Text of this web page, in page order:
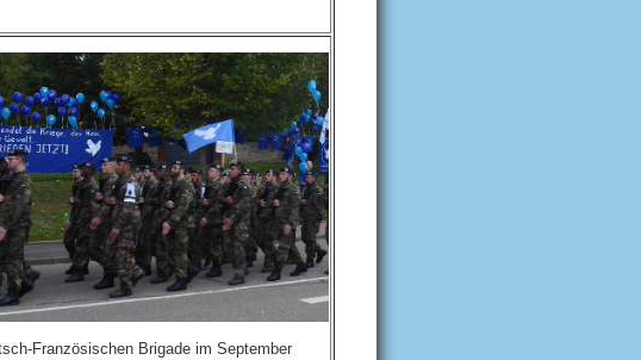
Französischen Brigade im September